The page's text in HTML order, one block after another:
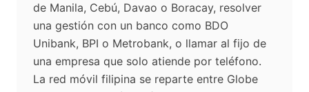
de Manila, Cebú, Davao o Boracay, resolver
una gestión con un banco como BDO
Unibank, BPI o Metrobank, o llamar al fijo de
una empresa que solo atiende por teléfono.
La red móvil filipina se reparte entre Globe